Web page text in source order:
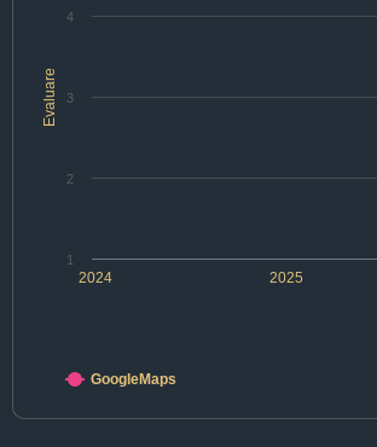
Evaluare
2024 2025
1
2
3
4
GoogleMaps